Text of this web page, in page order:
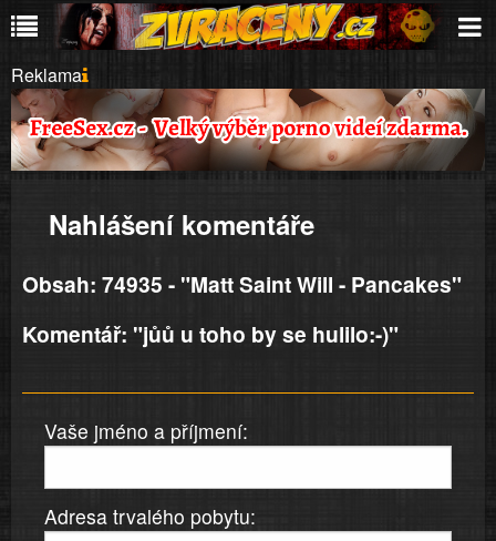
Reklama
Nahlášení komentáře
Obsah: 74935 - "Matt Saint Will - Pancakes"
Komentář: "jůů u toho by se hulilo:-)"
Vaše jméno a příjmení:
Adresa trvalého pobytu: